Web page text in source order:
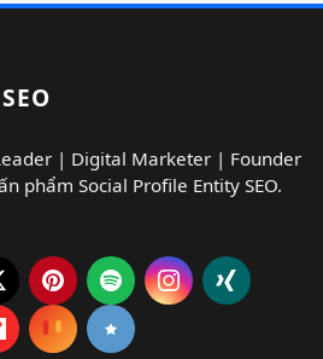
| Digital Marketer | Founder
phẩm Social Profile Entity SEO.